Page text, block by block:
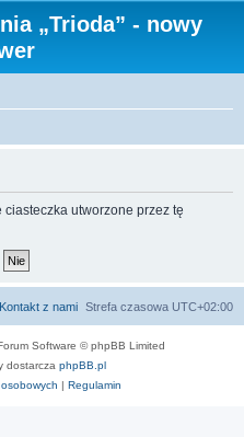
„Trioda” - nowy
utworzone przez tę
Strefa czasowa UTC+02:00
Kontakt z nami
Software © phpBB Limited
dostarcza phpBB.pl
| Regulamin